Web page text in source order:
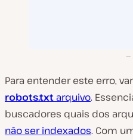
Para entender este erro,
robots.txt arquivo.
buscadores quais dos
não ser indexados. Com